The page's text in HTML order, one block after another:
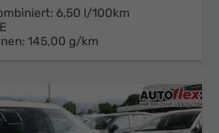
6,50 l/100km
E
145,00 g/km